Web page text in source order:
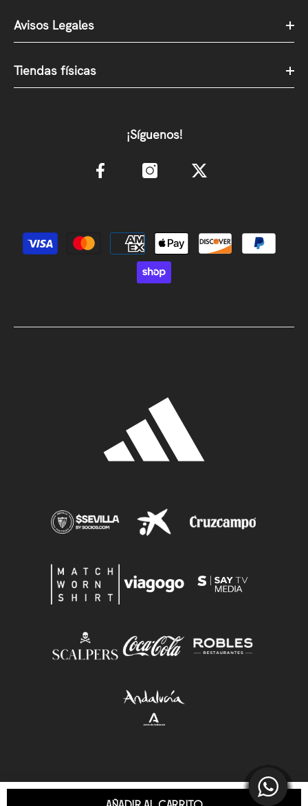
Avisos Legales
Tiendas físicas
¡Síguenos!